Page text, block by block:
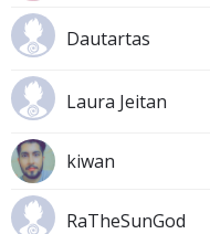
Dautartas
Laura Jeitan
kiwan
RaTheSunGod